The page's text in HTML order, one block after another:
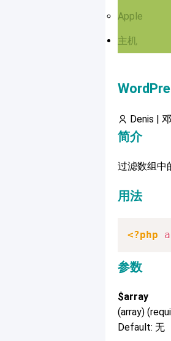
Apple
主机
Denis |
简介
过滤数组中
用法
<?php
参数
$array
(array)
Default: 无